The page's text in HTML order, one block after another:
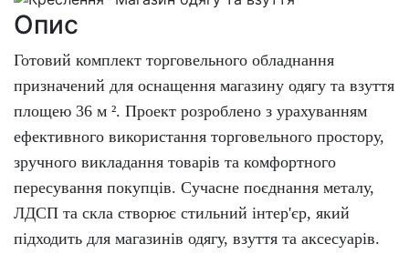
Опис
Готовий комплект торговельного обладнання
призначений для оснащення магазину одягу та взуття
площею 36 м ². Проект розроблено з урахуванням
ефективного використання торговельного простору,
зручного викладання товарів та комфортного
пересування покупців. Сучасне поєднання металу,
ЛДСП та скла створює стильний інтер'єр, який
підходить для магазинів одягу, взуття та аксесуарів.